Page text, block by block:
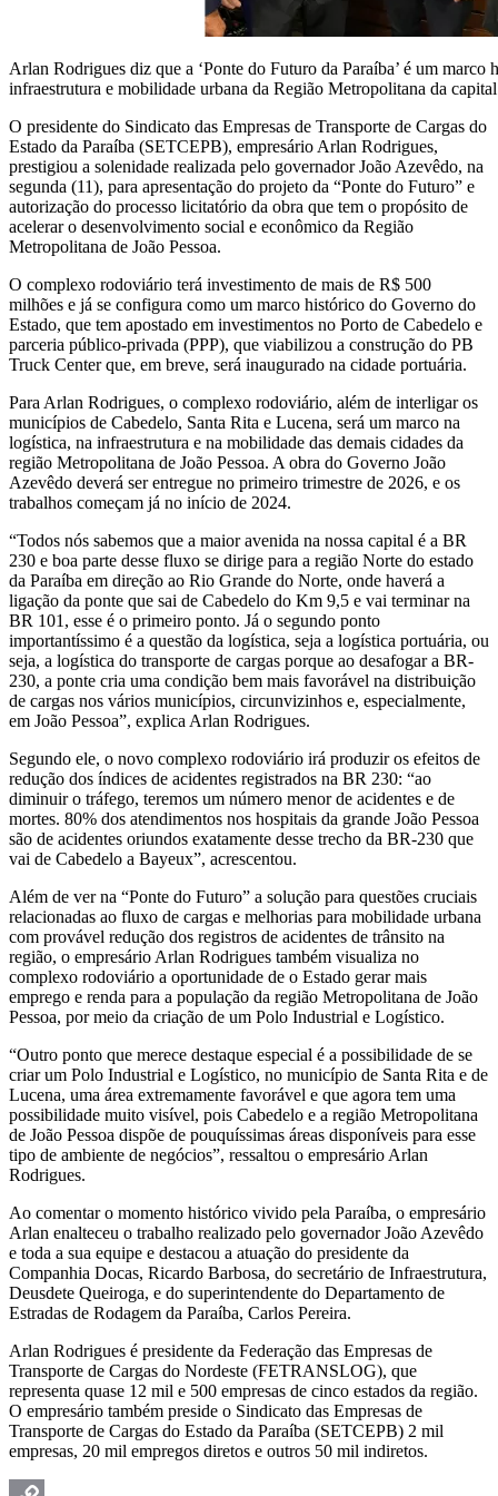
Arlan Rodrigues diz que a ‘Ponte do Futuro da Paraíba’ é um marco
infraestrutura e mobilidade urbana da Região Metropolitana da
O presidente do Sindicato das Empresas de Transporte de Cargas do
Estado da Paraíba (SETCEPB), empresário Arlan Rodrigues,
prestigiou a solenidade realizada pelo governador João Azevêdo, na
segunda (11), para apresentação do projeto da “Ponte do Futuro” e
autorização do processo licitatório da obra que tem o propósito de
acelerar o desenvolvimento social e econômico da Região
Metropolitana de João Pessoa.
O complexo rodoviário terá investimento de mais de R$ 500
milhões e já se configura como um marco histórico do Governo do
Estado, que tem apostado em investimentos no Porto de Cabedelo e
parceria público-privada (PPP), que viabilizou a construção do PB
Truck Center que, em breve, será inaugurado na cidade portuária.
Para Arlan Rodrigues, o complexo rodoviário, além de interligar os
municípios de Cabedelo, Santa Rita e Lucena, será um marco na
logística, na infraestrutura e na mobilidade das demais cidades da
região Metropolitana de João Pessoa. A obra do Governo João
Azevêdo deverá ser entregue no primeiro trimestre de 2026, e os
trabalhos começam já no início de 2024.
“Todos nós sabemos que a maior avenida na nossa capital é a BR
230 e boa parte desse fluxo se dirige para a região Norte do estado
da Paraíba em direção ao Rio Grande do Norte, onde haverá a
ligação da ponte que sai de Cabedelo do Km 9,5 e vai terminar na
BR 101, esse é o primeiro ponto. Já o segundo ponto
importantíssimo é a questão da logística, seja a logística portuária, ou
seja, a logística do transporte de cargas porque ao desafogar a BR-
230, a ponte cria uma condição bem mais favorável na distribuição
de cargas nos vários municípios, circunvizinhos e, especialmente,
em João Pessoa”, explica Arlan Rodrigues.
Segundo ele, o novo complexo rodoviário irá produzir os efeitos de
redução dos índices de acidentes registrados na BR 230: “ao
diminuir o tráfego, teremos um número menor de acidentes e de
mortes. 80% dos atendimentos nos hospitais da grande João Pessoa
são de acidentes oriundos exatamente desse trecho da BR-230 que
vai de Cabedelo a Bayeux”, acrescentou.
Além de ver na “Ponte do Futuro” a solução para questões cruciais
relacionadas ao fluxo de cargas e melhorias para mobilidade urbana
com provável redução dos registros de acidentes de trânsito na
região, o empresário Arlan Rodrigues também visualiza no
complexo rodoviário a oportunidade de o Estado gerar mais
emprego e renda para a população da região Metropolitana de João
Pessoa, por meio da criação de um Polo Industrial e Logístico.
“Outro ponto que merece destaque especial é a possibilidade de se
criar um Polo Industrial e Logístico, no município de Santa Rita e de
Lucena, uma área extremamente favorável e que agora tem uma
possibilidade muito visível, pois Cabedelo e a região Metropolitana
de João Pessoa dispõe de pouquíssimas áreas disponíveis para esse
tipo de ambiente de negócios”, ressaltou o empresário Arlan
Rodrigues.
Ao comentar o momento histórico vivido pela Paraíba, o empresário
Arlan enalteceu o trabalho realizado pelo governador João Azevêdo
e toda a sua equipe e destacou a atuação do presidente da
Companhia Docas, Ricardo Barbosa, do secretário de Infraestrutura,
Deusdete Queiroga, e do superintendente do Departamento de
Estradas de Rodagem da Paraíba, Carlos Pereira.
Arlan Rodrigues é presidente da Federação das Empresas de
Transporte de Cargas do Nordeste (FETRANSLOG), que
representa quase 12 mil e 500 empresas de cinco estados da região.
O empresário também preside o Sindicato das Empresas de
Transporte de Cargas do Estado da Paraíba (SETCEPB) 2 mil
empresas, 20 mil empregos diretos e outros 50 mil indiretos.